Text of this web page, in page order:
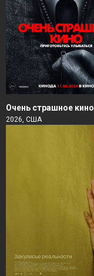
Очень страшное кино
2026, США